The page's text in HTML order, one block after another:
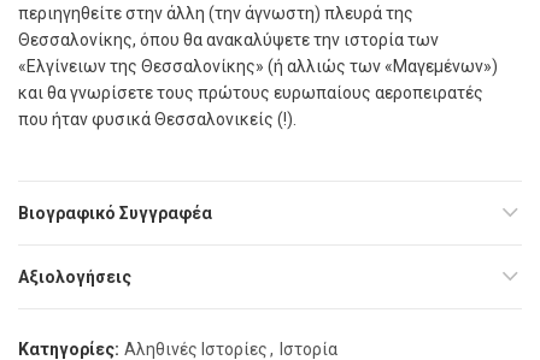
περιηγηθείτε στην άλλη (την άγνωστη) πλευρά της
Θεσσαλονίκης, όπου θα ανακαλύψετε την ιστορία των
«Ελγίνειων της Θεσσαλονίκης» (ή αλλιώς των «Μαγεμένων»)
και θα γνωρίσετε τους πρώτους ευρωπαίους αεροπειρατές
που ήταν φυσικά Θεσσαλονικείς (!).
Βιογραφικό Συγγραφέα
Αξιολογήσεις
Κατηγορίες: Αληθινές Ιστορίες, Ιστορία